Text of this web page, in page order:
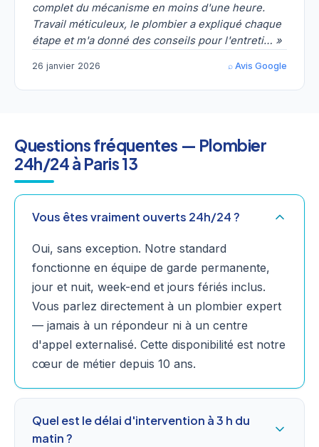
complet du mécanisme en moins d'une heure.
Travail méticuleux, le plombier a expliqué chaque
étape et m'a donné des conseils pour l'entreti… »
26 janvier 2026 ⌕ Avis Google
Questions fréquentes — Plombier
24h/24 à Paris 13
Vous êtes vraiment ouverts 24h/24 ?
Oui, sans exception. Notre standard
fonctionne en équipe de garde permanente,
jour et nuit, week-end et jours fériés inclus.
Vous parlez directement à un plombier expert
— jamais à un répondeur ni à un centre
d'appel externalisé. Cette disponibilité est notre
cœur de métier depuis 10 ans.
Quel est le délai d'intervention à 3 h du
matin ?